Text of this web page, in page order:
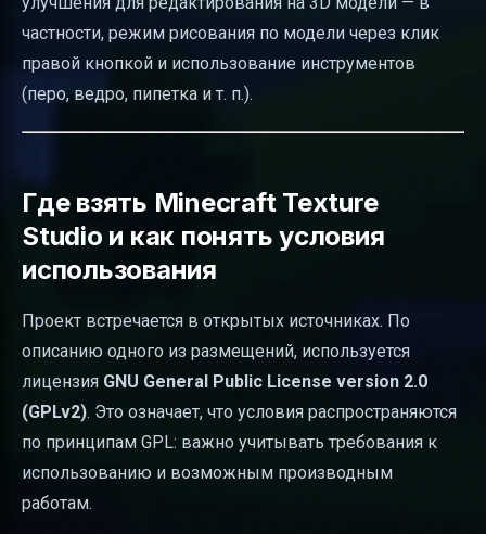
частности, режим рисования по модели через клик
правой кнопкой и использование инструментов
(перо, ведро, пипетка и т. п.).
Где взять Minecraft Texture
Studio и как понять условия
использования
Проект встречается в открытых источниках. По
описанию одного из размещений, используется
лицензия GNU General Public License version 2.0
(GPLv2). Это означает, что условия распространяются
по принципам GPL: важно учитывать требования к
использованию и возможным производным
работам.